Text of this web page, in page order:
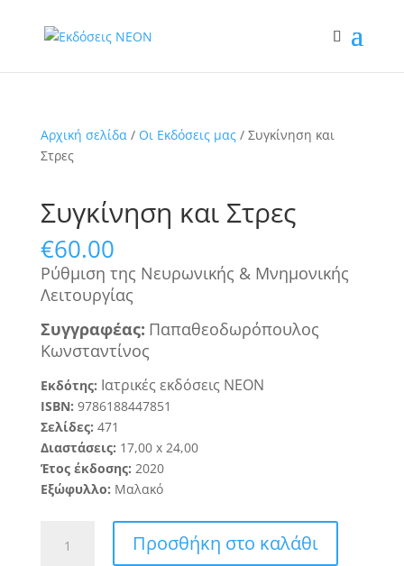
Αρχική σελίδα/ Οι Εκδόσεις μας/ Συγκίνηση και
Στρες
Συγκίνηση και Στρες
€60.00
Ρύθμιση της Νευρωνικής & Μνημονικής
Λειτουργίας
Συγγραφέας: Παπαθεοδωρόπουλος
Κωνσταντίνος
Εκδότης: Ιατρικές εκδόσεις ΝΕΟΝ
ISBN: 9786188447851
Σελίδες: 471
Διαστάσεις: 17,00x 24,00
Έτος έκδοσης: 2020
Εξώφυλλο: Μαλακό
Προσθήκη στο καλάθι